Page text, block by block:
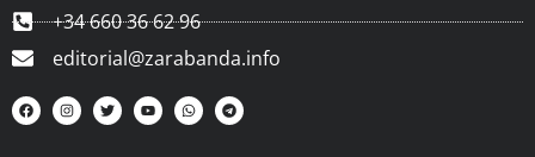
+34 660 36 62 96
editorial@zarabanda.info